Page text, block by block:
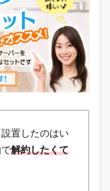
置したのはい
解約したくて